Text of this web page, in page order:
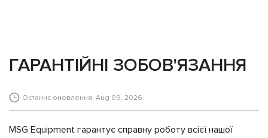
ГАРАНТІЙНІ ЗОБОВ'ЯЗАННЯ
Останнє оновлення: Aug 09, 2026
MSG Equipment гарантує справну роботу всієї нашої